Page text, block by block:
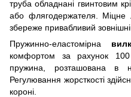
труба обладнані гвинтовим
або флягодержателя. Міцне
збереже привабливий
Пружинно-еластомірна
комфортом за рахунок
пружина, розташована в
Регулювання жорсткості
короні.